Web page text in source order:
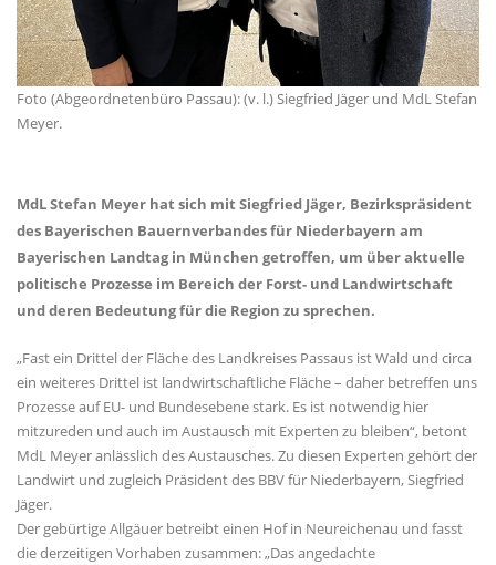
Foto (Abgeordnetenbüro Passau): (v. l.) Siegfried Jäger und MdL Stefan
Meyer.
MdL Stefan Meyer hat sich mit Siegfried Jäger, Bezirkspräsident
des Bayerischen Bauernverbandes für Niederbayern am
Bayerischen Landtag in München getroffen, um über aktuelle
politische Prozesse im Bereich der Forst- und Landwirtschaft
und deren Bedeutung für die Region zu sprechen.
Fast ein Drittel der Fläche des Landkreises Passaus ist Wald und circa
ein weiteres Drittel ist landwirtschaftliche Fläche – daher betreffen uns
Prozesse auf EU- und Bundesebene stark. Es ist notwendig hier
mitzureden und auch im Austausch mit Experten zu bleiben“, betont
MdL Meyer anlässlich des Austausches. Zu diesen Experten gehört der
Landwirt und zugleich Präsident des BBV für Niederbayern, Siegfried
Jäger.
Der gebürtige Allgäuer betreibt einen Hof in Neureichenau und fasst
die derzeitigen Vorhaben zusammen: „Das angedachte